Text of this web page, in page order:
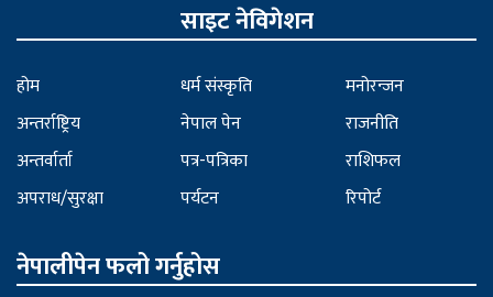
साइट नेविगेशन
होम
अन्तर्राष्ट्रिय
अन्तर्वार्ता
अपराध/सुरक्षा
धर्म संस्कृति
नेपाल पेन
पत्र-पत्रिका
पर्यटन
मनोरन्जन
राजनीति
राशिफल
रिपोर्ट
नेपालीपेन फलो गर्नुहोस